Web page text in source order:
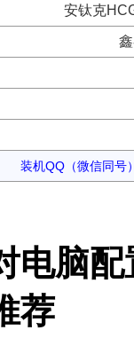
安钛克
装机QQ（微信同号
电脑
荐